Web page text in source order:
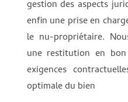
gestion des aspects
enfin une prise en
le nu-propriétaire.
une restitution en
exigences
optimale du bien